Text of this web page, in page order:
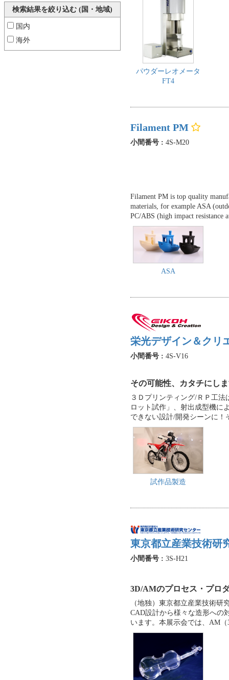
検索結果を絞り込む (国・地域)
国内
海外
パウダーレオメータ
FT4
Filament PM
小間番号 : 4S-M20
Filament PM is top quality
materials, for example ASA
PC/ABS (high impact resistance
ASA
栄光デザイン＆クリ
小間番号 : 4S-V16
その可能性、カタチにし
３Ｄプリンティング/ＲＰ工
ロット試作」、射出成型機に
できない設計/開発シーンに
試作品製造
東京都立産業技術研
小間番号 : 3S-H21
3D/AMのプロセス・プロ
（地独）東京都立産業技術
CAD設計から様々な造形への
います。本展示会では、AM